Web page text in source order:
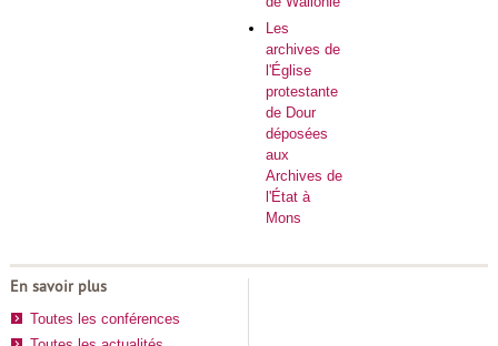
Les
archives de
l'Église
protestante
de Dour
déposées
aux
Archives de
l'État à
Mons
En savoir plus
Toutes les conférences